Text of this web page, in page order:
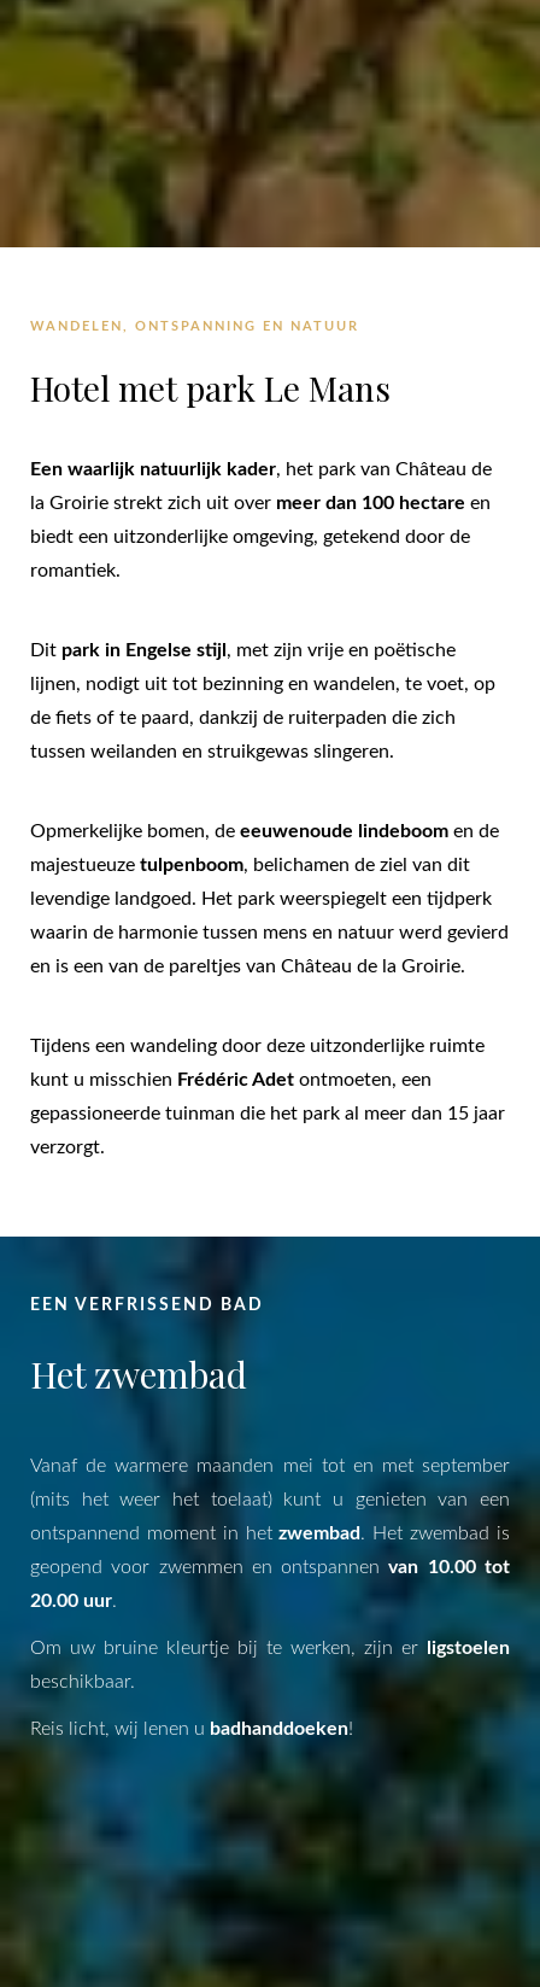
WANDELEN, ONTSPANNING EN NATUUR
Hotel met park Le Mans
Een waarlijk natuurlijk kader, het park van Château de
la Groirie strekt zich uit over meer dan 100 hectare en
biedt een uitzonderlijke omgeving, getekend door de
romantiek.
Dit park in Engelse stijl , met zijn vrije en poëtische
lijnen, nodigt uit tot bezinning en wandelen, te voet, op
de fiets of te paard, dankzij de ruiterpaden die zich
tussen weilanden en struikgewas slingeren.
Opmerkelijke bomen, de eeuwenoude lindeboom en de
majestueuze tulpenboom, belichamen de ziel van dit
levendige landgoed. Het park weerspiegelt een tijdperk
waarin de harmonie tussen mens en natuur werd gevierd
en is een van de pareltjes van Château de la Groirie.
Tijdens een wandeling door deze uitzonderlijke ruimte
kunt u misschien Frédéric Adet ontmoeten, een
gepassioneerde tuinman die het park al meer dan 15 jaar
verzorgt.
EEN VERFRISSEND BAD
Het zwembad
Vanaf de warmere maanden mei tot en met september
(mits het weer het toelaat) kunt u genieten van een
ontspannend moment in hetzwembad. Het zwembad is
geopend voor zwemmen en ontspannenvan 10.00 tot
20.00 uur.
Om uw bruine kleurtje bij te werken, zijn er
ligstoelen
beschikbaar.
Reis licht, wij lenen u badhanddoeken!